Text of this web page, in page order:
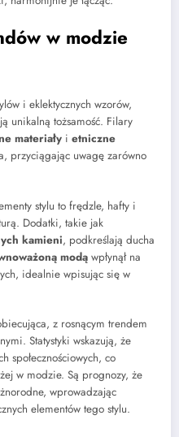
w modzie
i eklektycznych wzorów,
unikalną tożsamość. Filary
materiały i etniczne
przyciągając uwagę zarówno
stylu to frędzle, hafty i
Dodatki, takie jak
kamieni, podkreślają ducha
modą wpłynął na
idealnie wpisując się w
z rosnącym trendem
Statystyki wskazują, że
społecznościowych, co
w modzie. Są prognozy, że
wprowadzając
elementów tego stylu.